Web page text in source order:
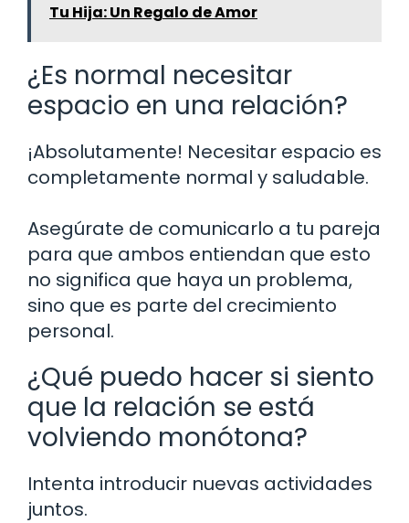
Tu Hija: Un Regalo de Amor
¿Es normal necesitar
espacio en una relación?
¡Absolutamente! Necesitar espacio es
completamente normal y saludable.
Asegúrate de comunicarlo a tu pareja
para que ambos entiendan que esto
no significa que haya un problema,
sino que es parte del crecimiento
personal.
¿Qué puedo hacer si siento
que la relación se está
volviendo monótona?
Intenta introducir nuevas actividades
juntos.